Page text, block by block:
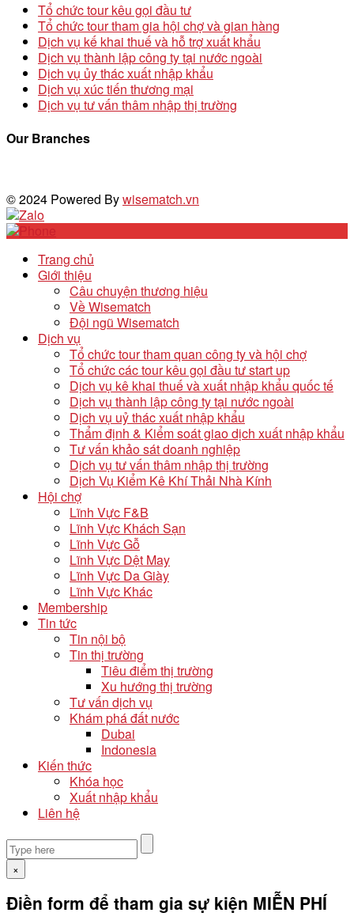
Tổ chức tour kêu gọi đầu tư
Tổ chức tour tham gia hội chợ và gian hàng
Dịch vụ kế khai thuế và hỗ trợ xuất khẩu
Dịch vụ thành lập công ty tại nước ngoài
Dịch vụ ủy thác xuất nhập khẩu
Dịch vụ xúc tiến thương mại
Dịch vụ tư vấn thâm nhập thị trường
Our Branches
© 2024 Powered Bywisematch.vn
Trang chủ
Giới thiệu
Câu chuyện thương hiệu
Về Wisematch
Đội ngũ Wisematch
Dịch vụ
Tổ chức tour tham quan công ty và hội chợ
Tổ chức các tour kêu gọi đầu tư start up
Dịch vụ kê khai thuế và xuất nhập khẩu quốc tế
Dịch vụ thành lập công ty tại nước ngoài
Dịch vụ uỷ thác xuất nhập khẩu
Thẩm định & Kiểm soát giao dịch xuất nhập khẩu
Tư vấn khảo sát doanh nghiệp
Dịch vụ tư vấn thâm nhập thị trường
Dịch Vụ Kiểm Kê Khí Thải Nhà Kính
Hội chợ
Lĩnh Vực F&B
Lĩnh Vực Khách Sạn
Lĩnh Vực Gỗ
Lĩnh Vực Dệt May
Lĩnh Vực Da Giày
Lĩnh Vực Khác
Membership
Tin tức
Tin nội bộ
Tin thị trường
Tiêu điểm thị trường
Xu hướng thị trường
Tư vấn dịch vụ
Khám phá đất nước
Dubai
Indonesia
Kiến thức
Khóa học
Xuất nhập khẩu
Liên hệ
×
Điền form để tham gia sự kiện MIỄN PHÍ